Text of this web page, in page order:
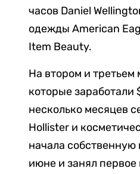
часов Daniel
одежды American
Item Beauty.
На втором и третьем
которые заработали
несколько месяцев
Hollister и
начала
июне и занял